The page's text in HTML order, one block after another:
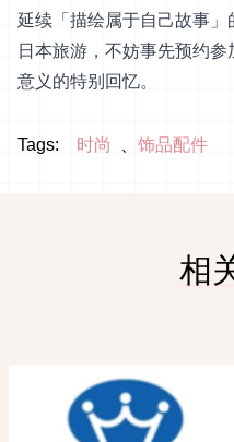
延续「描绘属于自己故事
日本旅游，不妨事先预约
意义的特别回忆。
Tags: 时尚 饰品配件
相